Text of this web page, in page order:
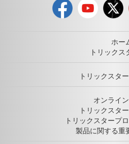
ホー
トリックス
トリックスタ
オンライ
トリックスタ
トリックスタープ
製品に関する重